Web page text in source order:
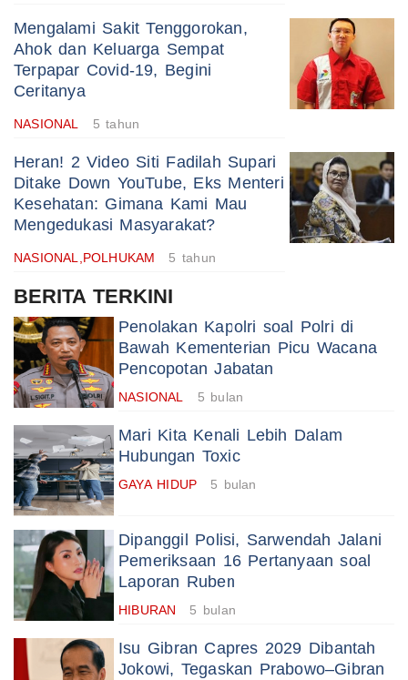
Mengalami Sakit Tenggorokan,
Ahok dan Keluarga Sempat
Terpapar Covid-19, Begini
Ceritanya
NASIONAL 5 tahun
Heran! 2 Video Siti Fadilah Supari
Ditake Down YouTube, Eks Menteri
Kesehatan: Gimana Kami Mau
Mengedukasi Masyarakat?
NASIONAL,POLHUKAM 5 tahun
BERITA TERKINI
Penolakan Kapolri soal Polri di
Bawah Kementerian Picu Wacana
Pencopotan Jabatan
NASIONAL 5 bulan
Mari Kita Kenali Lebih Dalam
Hubungan Toxic
GAYA HIDUP 5 bulan
Dipanggil Polisi, Sarwendah Jalani
Pemeriksaan 16 Pertanyaan soal
Laporan Ruben
HIBURAN 5 bulan
Isu Gibran Capres 2029 Dibantah
Jokowi, Tegaskan Prabowo–Gibran